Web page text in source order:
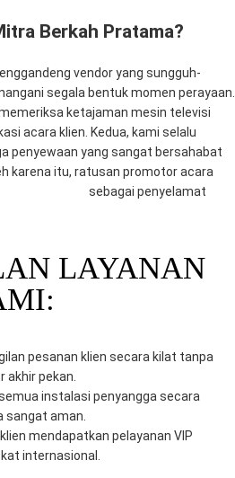
Berkah Pratama?
vendor yang sungguh-
segala bentuk momen perayaan.
ketajaman mesin televisi
acara klien. Kedua, kami selalu
penyewaan yang sangat bersahabat
karena itu, ratusan promotor acara
sebagai penyelamat
LAYANAN
pesanan klien secara kilat tanpa
akhir pekan.
instalasi penyangga secara
sangat aman.
mendapatkan pelayanan VIP
internasional.